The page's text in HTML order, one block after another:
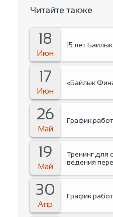
Читайте также
18
Июн
15 лет
17
Июн
«Байлык
26
Май
График
19
Май
Тренинг для
ведения
30
Апр
График